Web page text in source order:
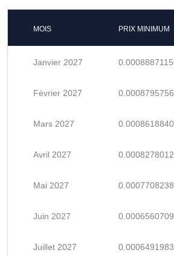
MOIS PRIX MINIMUM
Janvier 2027
Février 2027
Mars 2027
Avril 2027
Mai 2027
Juin 2027
Juillet 2027